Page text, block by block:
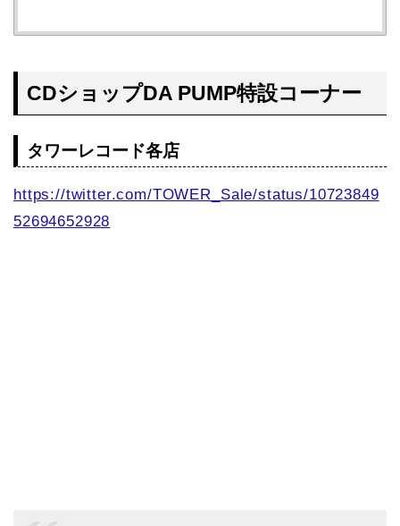
CDショップDA PUMP特設コーナー
タワーレコード各店
https://twitter.com/TOWER_Sale/status/10723849
52694652928